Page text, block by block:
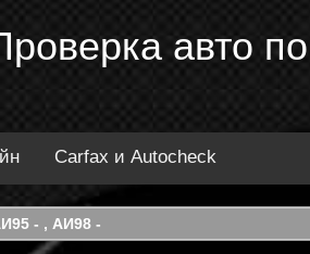
авто
Carfax и Autocheck
- , АИ98 -